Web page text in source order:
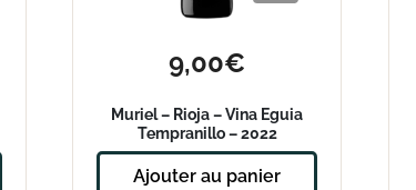
9,00€
Muriel – Rioja – Vina Eguia
Tempranillo – 2022
Ajouter au panier